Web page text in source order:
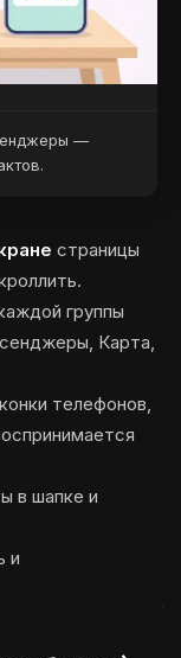
—
страницы
группы
Карта,
телефонов,
в шапке и
и